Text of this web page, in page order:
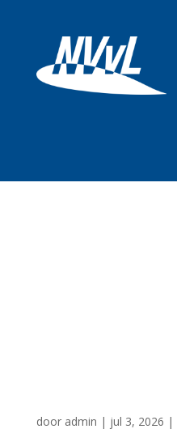
door admin | jul 3, 2026 |